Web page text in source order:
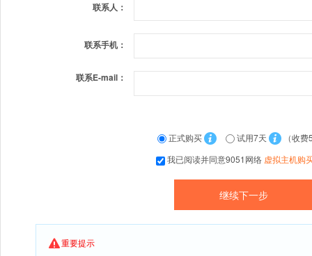
联系人：
联系手机：
联系E-mail：
正式购买 试用7天
（收费
我已阅读并同意9051网络 虚拟主机购
重要提示